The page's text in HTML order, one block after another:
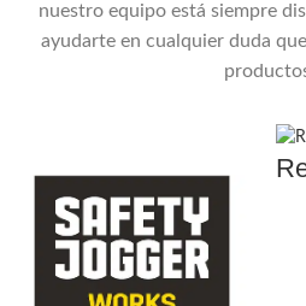
nuestro equipo está siempre
ayudarte en cualquier duda